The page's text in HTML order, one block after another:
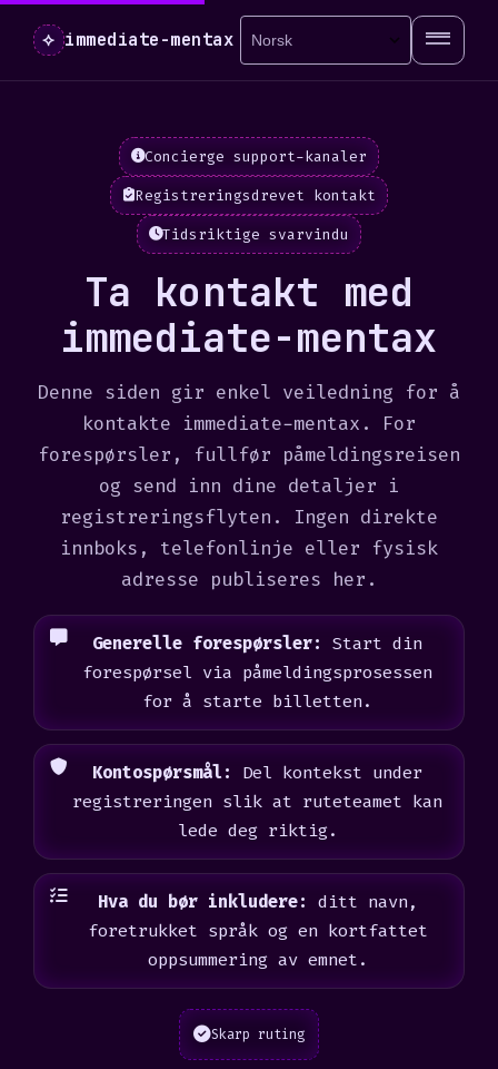
⟡ immediate-mentax
Concierge support-kanaler
Registreringsdrevet kontakt
Tidsriktige svarvindu
Ta kontakt med
immediate-mentax
Denne siden gir enkel veiledning for å
kontakte immediate-mentax. For
forespørsler, fullfør påmeldingsreisen
og send inn dine detaljer i
registreringsflyten. Ingen direkte
innboks, telefonlinje eller fysisk
adresse publiseres her.
Generelle forespørsler: Start din
forespørsel via påmeldingsprosessen
for å starte billetten.
Kontospørsmål:
Del kontekst under
registreringen slik at ruteteamet kan
lede deg riktig.
Hva du bør inkludere: ditt navn,
foretrukket språk og en kortfattet
oppsummering av emnet.
Skarp ruting